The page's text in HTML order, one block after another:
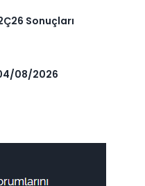
Sonuçları
08/2026